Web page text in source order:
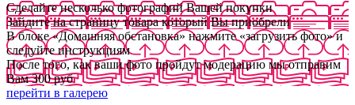
Сделайте несколько фотографий Вашей покупки
Зайдите на страницу товара который Вы приобрели
В блоке «Домашняя обстановка» нажмите «загрузить фото» и
следуйте инструкциям
После того, как ваши фото пройдут модерацию мы отправим
Вам 300 руб
перейти в галерею